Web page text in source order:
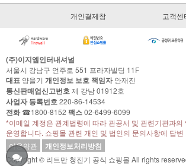
개인결제창 고객센
(주)이지엠인터내셔널
서울시 강남구 언주로 551 프라자빌딩 11F
대표 양을기 개인정보 보호 책임자안재진
통신판매업신고번호제 강남 01912호
사업자 등록번호220-86-14534
전화☎1800-8152 팩스02-6499-6099
*이메일 계정은 관계법령에 따라 관공서 및 관련기관과의
운영합니다. 쇼핑몰 관련 개인 및 법인의 문의사항에 답변
이용약관
개인정보처리방침
Copyright © 리트만 청진기 공식 쇼핑몰 All rights